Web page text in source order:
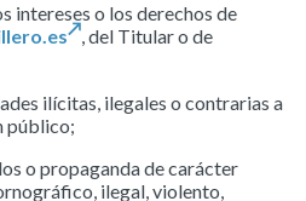
intereses o los derechos de
, del Titular o de
ilícitas, ilegales o contrarias a
público;
o propaganda de carácter
ilegal, violento,